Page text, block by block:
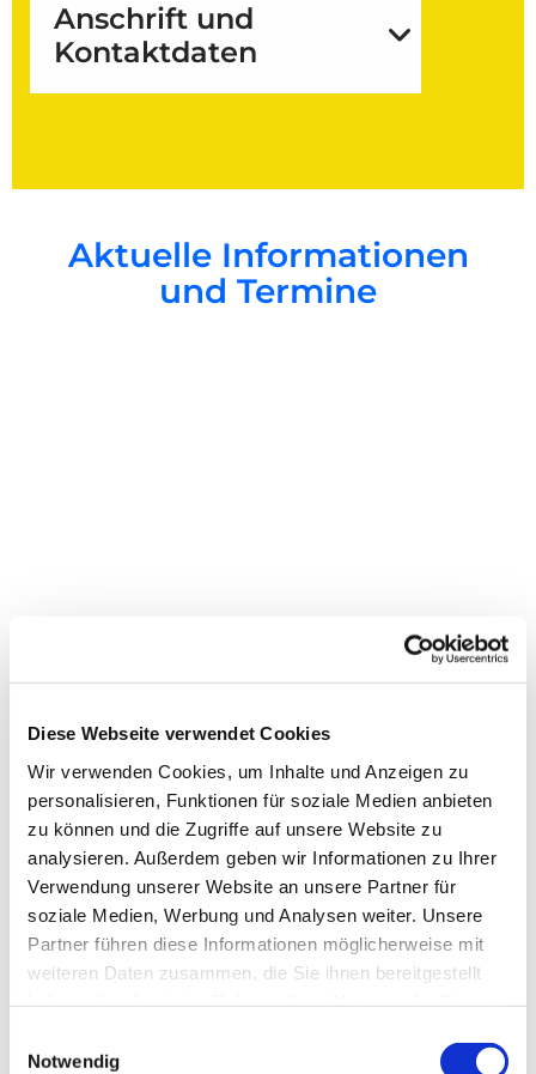
Diese Webseite verwendet Cookies
Wir verwenden Cookies, um Inhalte und Anzeigen zu
personalisieren, Funktionen für soziale Medien anbieten
zu können und die Zugriffe auf unsere Website zu
analysieren. Außerdem geben wir Informationen zu Ihrer
Verwendung unserer Website an unsere Partner für
soziale Medien, Werbung und Analysen weiter. Unsere
Partner führen diese Informationen möglicherweise mit
weiteren Daten zusammen, die Sie ihnen bereitgestellt
Notwendig
Anschrift und
Kontaktdaten
Aktuelle Informationen
und Termine